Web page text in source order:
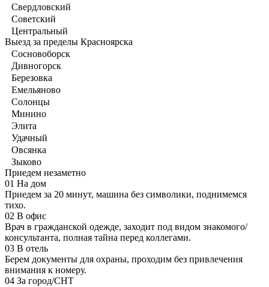
Свердловский
Советский
Центральный
Выезд за пределы Красноярска
Сосновоборск
Дивногорск
Березовка
Емельяново
Солонцы
Минино
Элита
Удачный
Овсянка
Зыково
Приедем незаметно
01 На дом
Приедем за 20 минут, машина без символики, поднимемся
тихо.
02 В офис
Врач в гражданской одежде, заходит под видом знакомого/
консультанта, полная тайна перед коллегами.
03 В отель
Берем документы для охраны, проходим без привлечения
внимания к номеру.
04 За город/СНТ